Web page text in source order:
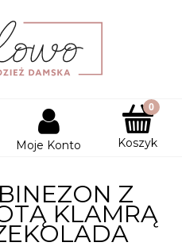
Moje Konto Koszyk
Z
KLAMRĄ